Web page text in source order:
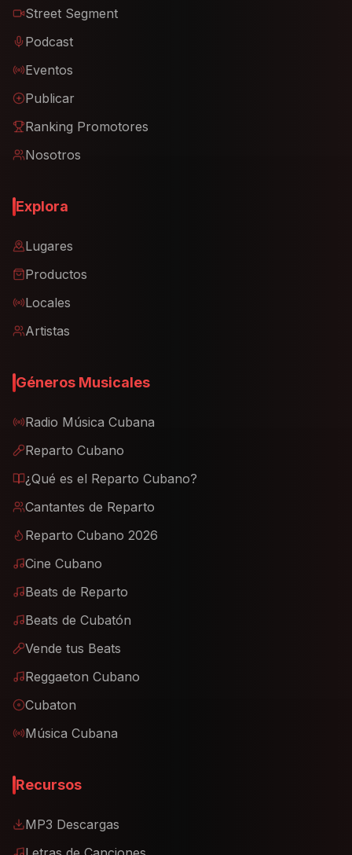
Street Segment
Podcast
Eventos
Publicar
Ranking Promotores
Nosotros
Explora
Lugares
Productos
Locales
Artistas
Géneros Musicales
Radio Música Cubana
Reparto Cubano
¿Qué es el Reparto Cubano?
Cantantes de Reparto
Reparto Cubano 2026
Cine Cubano
Beats de Reparto
Beats de Cubatón
Vende tus Beats
Reggaeton Cubano
Cubaton
Música Cubana
Recursos
MP3 Descargas